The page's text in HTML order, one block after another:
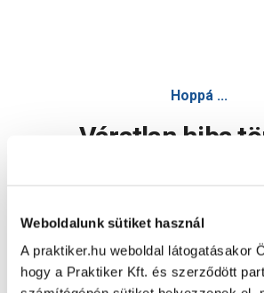
Weboldalunk sütiket használ
A praktiker.hu weboldal látogatásakor
hogy a Praktiker Kft. és szerződött
Hoppá ...
Váratlan hiba
Oldal újratöltése